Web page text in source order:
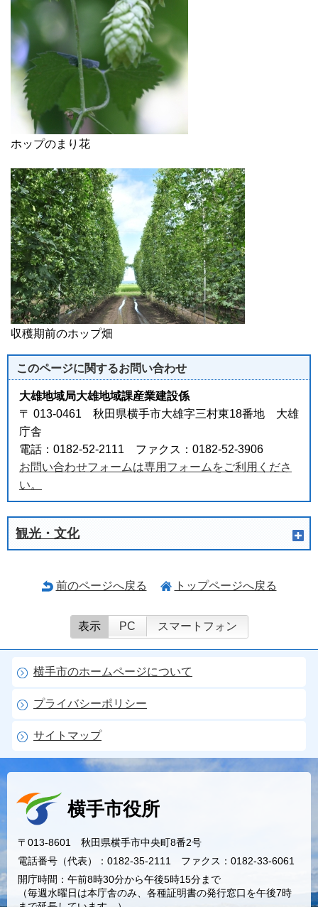
ホップのまり花
収穫期前のホップ畑
このページに関するお問い合わせ
大雄地域局大雄地域課産業建設係
〒 013-0461 秋田県横手市大雄字三村東18番地 大雄
庁舎
電話：0182-52-2111 ファクス：0182-52-3906
お問い合わせフォームは専用フォームをご利用くださ
い。
観光・文化
前のページへ戻る トップページへ戻る
表示 PC スマートフォン
横手市のホームページについて
プライバシーポリシー
サイトマップ
横手市役所
〒013-8601 秋田県横手市中央町8番2号
電話番号（代表）：0182-35-2111 ファクス：0182-33-6061
開庁時間：午前8時30分から午後5時15分まで
（毎週水曜日は本庁舎のみ、各種証明書の発行窓口を午後7時